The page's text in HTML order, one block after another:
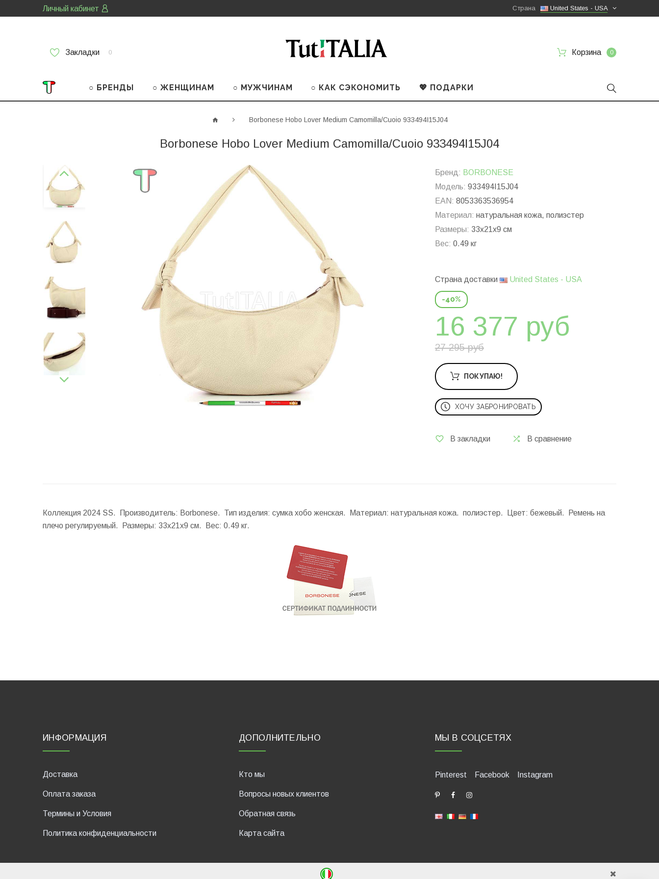
Личный кабинет United States - USA
Страна
Закладки 0 Корзина 0
○ БРЕНДЫ ○ ЖЕНЩИНАМ ○ МУЖЧИНАМ ○ КАК СЭКОНОМИТЬ 💖 ПОДАРКИ
Borbonese Hobo Lover Medium Camomilla/Cuoio 933494I15J04
Borbonese Hobo Lover Medium Camomilla/Cuoio 933494I15J04
Бренд: BORBONESE
Модель: 933494I15J04
EAN: 8053363536954
Материал: натуральная кожа, полиэстер
Размеры: 33x21x9 см
Вес: 0.49 кг
Страна доставки United States - USA
-40%
16 377 руб
27 295 руб
ПОКУПАЮ!
ХОЧУ ЗАБРОНИРОВАТЬ
В закладки В сравнение
Коллекция 2024 SS. Производитель: Borbonese. Тип изделия: сумка хобо женская. Материал: натуральная кожа. полиэстер. Цвет: бежевый. Ремень на
плечо регулируемый.
Размеры: 33x21x9 см. Вес: 0.49 кг.
ИНФОРМАЦИЯ
Доставка
Оплата заказа
Термины и Условия
Политика конфиденциальности
ДОПОЛНИТЕЛЬНО
Кто мы
Вопросы новых клиентов
Обратная связь
Карта сайта
МЫ В СОЦСЕТЯХ
Pinterest Facebook Instagram